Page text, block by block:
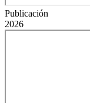
Publicación
2026